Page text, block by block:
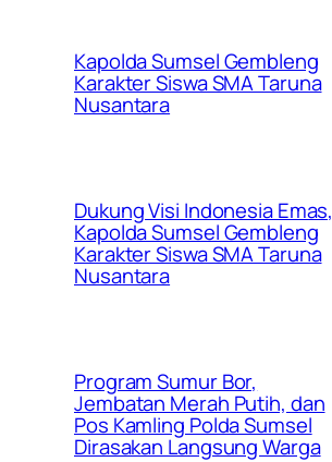
Kapolda Sumsel Gembleng
Karakter Siswa SMA Taruna
Nusantara
Dukung Visi Indonesia Emas,
Kapolda Sumsel Gembleng
Karakter Siswa SMA Taruna
Nusantara
Program Sumur Bor,
Jembatan Merah Putih, dan
Pos Kamling Polda Sumsel
Dirasakan Langsung Warga